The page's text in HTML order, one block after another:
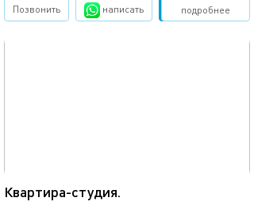
подробнее
Позвонить написать Забронировать
Квартира-студия.